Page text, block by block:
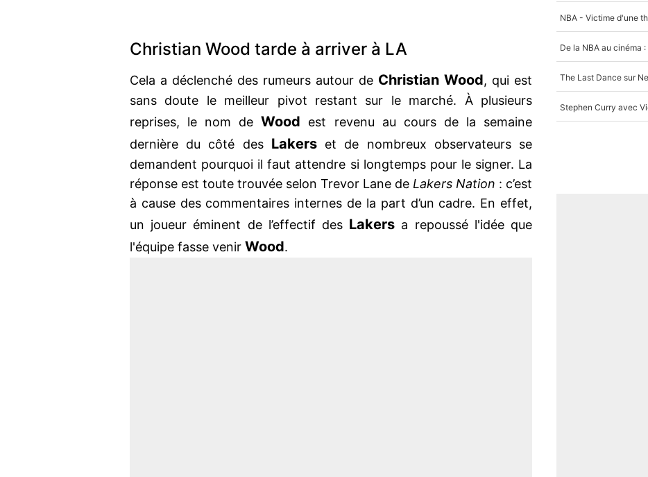
Christian Wood tarde à arriver à LA
Cela a déclenché des rumeurs autour de Christian Wood, qui est
sans doute le meilleur pivot restant sur le marché. À plusieurs
reprises, le nom deWood est revenu au cours de la semaine
dernière du côté des Lakerset de nombreux observateurs se
demandent pourquoi il faut attendre si longtemps pour le signer. La
réponse est toute trouvée selon Trevor Lane de Lakers Nation : c’est
à cause des commentaires internes de la part d’un cadre. En effet,
un joueur éminent de l’effectif des Lakers a repoussé l'idée que
l'équipe fasse venir Wood.